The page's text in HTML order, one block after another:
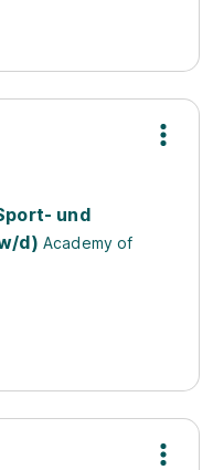
und
d) Academy of